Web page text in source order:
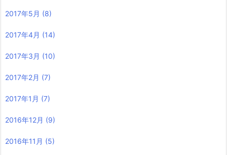
2017年5月 (8)
2017年4月 (14)
2017年3月 (10)
2017年2月 (7)
2017年1月 (7)
2016年12月 (9)
2016年11月 (5)